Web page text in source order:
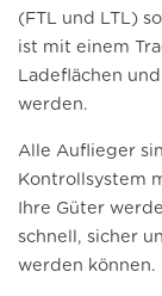
(FTL und LTL)
ist mit einem
Ladeflächen
werden.
Alle Auflieger
Kontrollsystem
Ihre Güter
schnell, sicher
werden können.